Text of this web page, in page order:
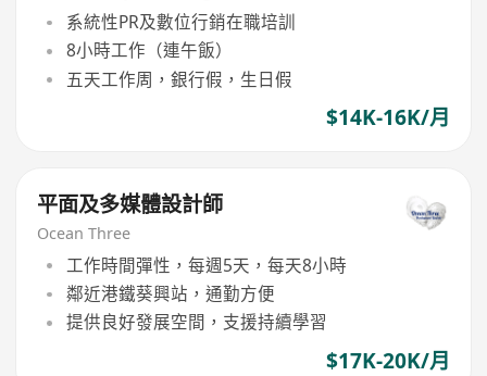
系統性PR及數位行銷在職培訓
8小時工作（連午飯）
五天工作周，銀行假，生日假
$14K-16K/月
平面及多媒體設計師
Ocean Three
工作時間彈性，每週5天，每天8小時
鄰近港鐵葵興站，通勤方便
提供良好發展空間，支援持續學習
$17K-20K/月